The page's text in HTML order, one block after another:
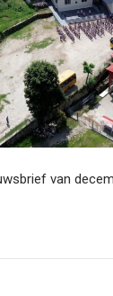
van